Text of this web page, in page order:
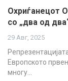
Охриѓанецот
со „два од
29 Авг, 2025
Европското
многу…